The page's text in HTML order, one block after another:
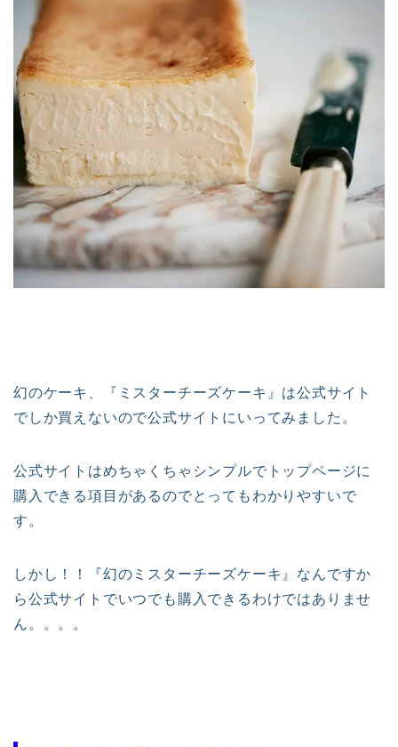
幻のケーキ、『ミスターチーズケーキ』は公式サイト
でしか買えないので公式サイトにいってみました。
公式サイトはめちゃくちゃシンプルでトップページに
購入できる項目があるのでとってもわかりやすいで
す。
しかし！！『幻のミスターチーズケーキ』なんですか
ら公式サイトでいつでも購入できるわけではありませ
ん。。。。